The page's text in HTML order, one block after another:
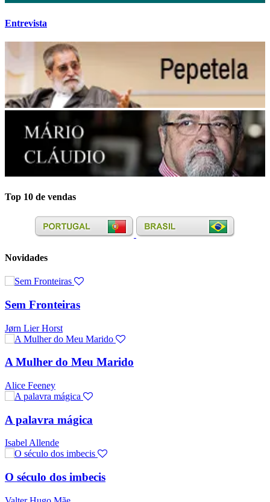
Entrevista
Top 10 de vendas
Novidades
Sem Fronteiras
Jørn Lier Horst
A Mulher do Meu Marido
Alice Feeney
A palavra mágica
Isabel Allende
O século dos imbecis